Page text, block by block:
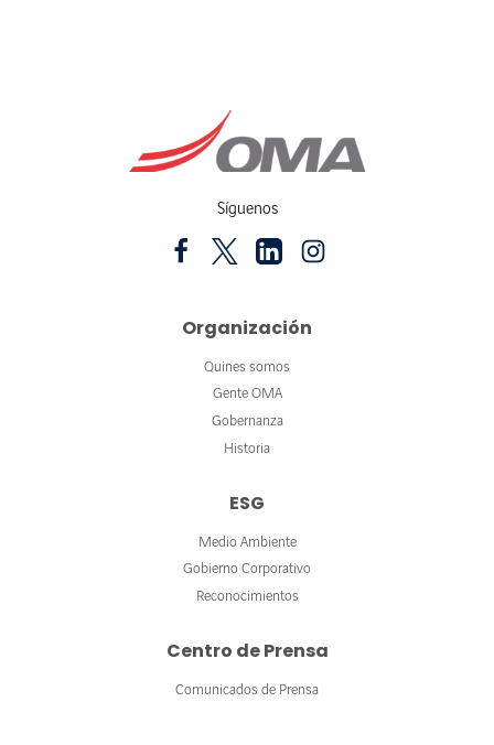
Síguenos
Organización
Quines somos
Gente OMA
Gobernanza
Historia
ESG
Medio Ambiente
Gobierno Corporativo
Reconocimientos
Centro de Prensa
Comunicados de Prensa